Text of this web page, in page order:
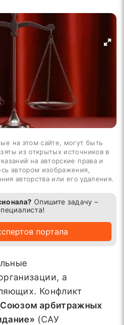
на этом сайте, могут быть
из открытых источников в
на авторские права и
автором изображения,
авторства или его удаления.
Опишите задачу –
портала
а
Конфликт
Союзом арбитражных
(САУ